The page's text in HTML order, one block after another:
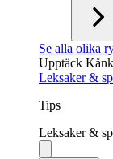
Se alla olika
Upptäck
Leksaker &
Tips
Leksaker &